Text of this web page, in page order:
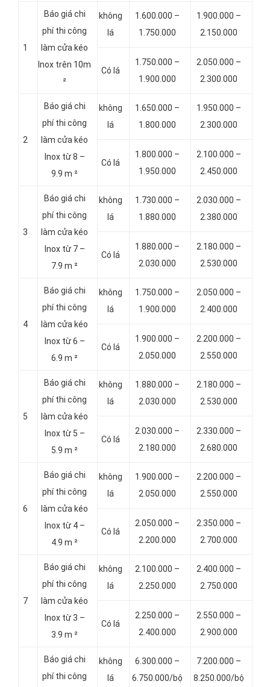
1
Báo giá chi
phí thi công
làm cửa kéo
Inox trên 10m
²
không
lá
1.600.000 –
1.750.000
1.900.000 –
2.150.000
Có lá
1.750.000 –
1.900.000
2.050.000 –
2.300.000
2
Báo giá chi
phí thi công
làm cửa kéo
Inox từ 8 –
9.9 m ²
không
lá
1.650.000 –
1.800.000
1.950.000 –
2.300.000
Có lá
1.800.000 –
1.950.000
2.100.000 –
2.450.000
3
Báo giá chi
phí thi công
làm cửa kéo
Inox từ 7 –
7.9 m ²
không
lá
1.730.000 –
1.880.000
2.030.000 –
2.380.000
Có lá
1.880.000 –
2.030.000
2.180.000 –
2.530.000
4
Báo giá chi
phí thi công
làm cửa kéo
Inox từ 6 –
6.9 m ²
không
lá
1.750.000 –
1.900.000
2.050.000 –
2.400.000
Có lá
1.900.000 –
2.050.000
2.200.000 –
2.550.000
5
Báo giá chi
phí thi công
làm cửa kéo
Inox từ 5 –
5.9 m ²
không
lá
1.880.000 –
2.030.000
2.180.000 –
2.530.000
Có lá
2.030.000 –
2.180.000
2.330.000 –
2.680.000
6
Báo giá chi
phí thi công
làm cửa kéo
Inox từ 4 –
4.9 m ²
không
lá
1.900.000 –
2.050.000
2.200.000 –
2.550.000
Có lá
2.050.000 –
2.200.000
2.350.000 –
2.700.000
7
Báo giá chi
phí thi công
làm cửa kéo
Inox từ 3 –
3.9 m ²
không
lá
2.100.000 –
2.250.000
2.400.000 –
2.750.000
Có lá
2.250.000 –
2.400.000
2.550.000 –
2.900.000
Báo giá chi
phí thi công
không
lá
6.300.000 –
6.750.000/bộ
7.200.000 –
8.250.000/bộ